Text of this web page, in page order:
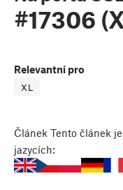
#17306
Relevantní pro
XL
Článek Tento článek
jazycích: